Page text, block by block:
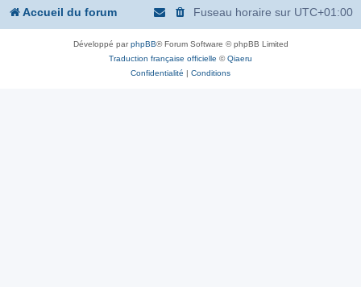
e
Accueil du forum Fuseau horaire sur UTC+01:00
Développé parphpBB® Forum Software © phpBB Limited
Traduction française officielle ©Qiaeru
Confidentialité | Conditions